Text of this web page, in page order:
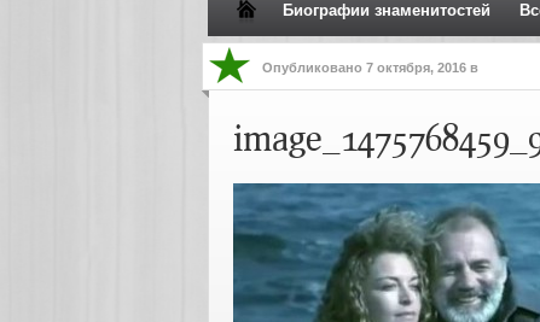
Биографии знаменитостей
Опубликовано 7 октября, 2016 в